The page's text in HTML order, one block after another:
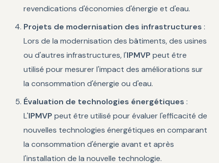
revendications d'économies d'énergie et d'eau.
Projets de modernisation des infrastructures :
Lors de la modernisation des bâtiments, des usines
ou d'autres infrastructures, l'IPMVP peut être
utilisé pour mesurer l'impact des améliorations sur
la consommation d'énergie ou d'eau.
Évaluation de technologies énergétiques :
L'IPMVP peut être utilisé pour évaluer l'efficacité de
nouvelles technologies énergétiques en comparant
la consommation d'énergie avant et après
l'installation de la nouvelle technologie.